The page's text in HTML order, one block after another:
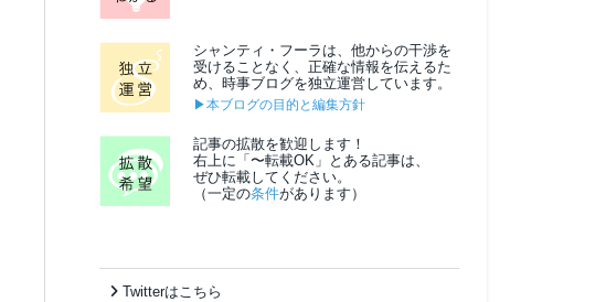
シャンティ・フーラは、他からの干渉を
受けることなく、正確な情報を伝えるた
め、時事ブログを独立運営しています。
▶本ブログの目的と編集方針
記事の拡散を歓迎します！
右上に「〜転載OK」とある記事は、
ぜひ転載してください。
（一定の条件があります）
Twitterはこちら